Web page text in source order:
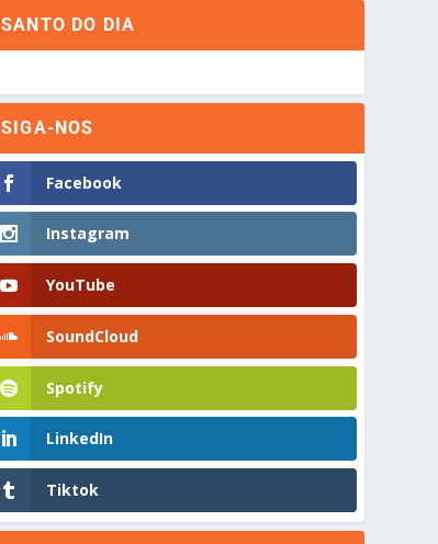
SANTO DO DIA
SIGA-NOS
Facebook
Instagram
YouTube
SoundCloud
Spotify
LinkedIn
Tiktok